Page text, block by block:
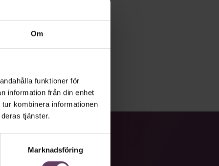
Om
funktioner för
information från din enhet
kombinera informationen
tjänster.
Marknadsföring